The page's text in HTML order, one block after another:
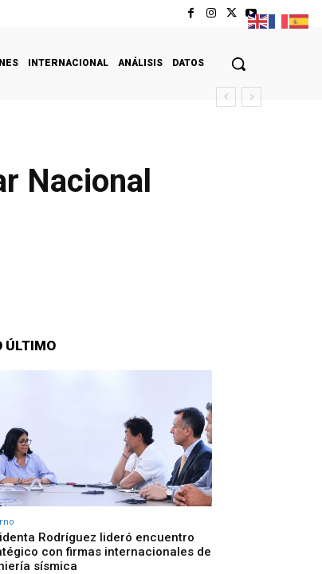
INTERNACIONAL ANÁLISIS DATOS
Nacional
ÚLTIMO
Rodríguez lideró encuentro
con firmas internacionales de
sísmica